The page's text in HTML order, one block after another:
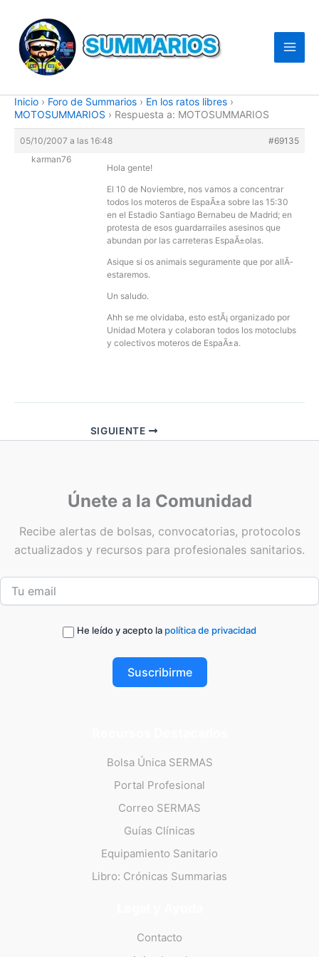
contenido
Inicio › Foro de Summarios › En los ratos libres ›
MOTOSUMMARIOS › Respuesta a: MOTOSUMMARIOS
05/10/2007 a las 16:48
#69135
karman76
Hola gente!
El 10 de Noviembre, nos vamos a concentrar
todos los moteros de EspaÃ±a sobre las 15:30
en el Estadio Santiago Bernabeu de Madrid; en
protesta de esos guardarrailes asesinos que
abundan por las carreteras EspaÃ±olas.
Asique si os animais seguramente que por allÃ­
estaremos.
Un saludo.
Ahh se me olvidaba, esto estÃ¡ organizado por
Unidad Motera y colaboran todos los motoclubs
y colectivos moteros de EspaÃ±a.
SIGUIENTE
Únete a la Comunidad
Recibe alertas de bolsas, convocatorias, protocolos
actualizados y recursos para profesionales sanitarios.
He leído y acepto la política de privacidad
Suscribirme
Bolsa Única SERMAS
Portal Profesional
Correo SERMAS
Guías Clínicas
Equipamiento Sanitario
Libro: Crónicas Summarias
Contacto